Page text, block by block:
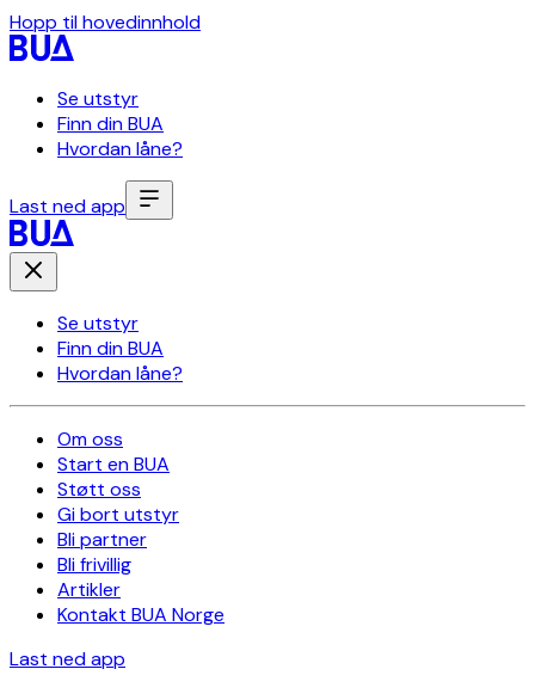
Hopp til hovedinnhold
Se utstyr
Finn din BUA
Hvordan låne?
Last ned app
Se utstyr
Finn din BUA
Hvordan låne?
Om oss
Start en BUA
Støtt oss
Gi bort utstyr
Bli partner
Bli frivillig
Artikler
Kontakt BUA Norge
Last ned app